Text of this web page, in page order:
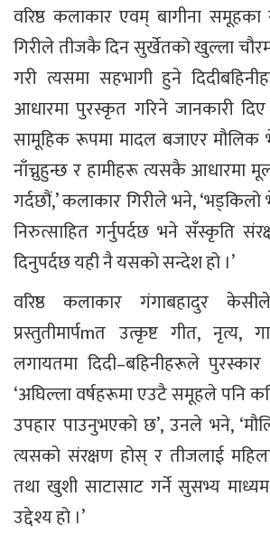
वरिष्ठ कलाकार एवम् बागीना
गिरीले तीजकै दिन सुर्खेतको खुल्ला
गरी त्यसमा सहभागी हुने
आधारमा पुरस्कृत गरिने जानकारी दिए
सामूहिक रूपमा मादल बजाएर मौलिक
नाँच्नुहुन्छ र हामीहरू त्यसकै आधारमा
गर्दछौं,’ कलाकार गिरीले भने,
निरुत्साहित गर्नुपर्दछ भने सँस्कृति
दिनुपर्दछ यही नै यसको सन्देश हो ।’
वरिष्ठ कलाकार गंगाबहादुर
प्रस्तुतीमार्पmत उत्कृष्ट गीत, नृत्य,
लगायतमा दिदी–बहिनीहरूले पुरस्कार
‘अघिल्ला वर्षहरूमा एउटै समूहले पनि
उपहार पाउनुभएको छ’, उनले भने,
त्यसको संरक्षण होस् र तीजलाई
तथा खुशी साटासाट गर्ने सुसभ्य
उद्देश्य हो ।’